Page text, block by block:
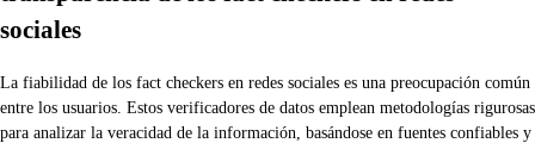
sociales
La fiabilidad de los fact checkers en redes sociales es una preocupación común
entre los usuarios. Estos verificadores de datos emplean metodologías rigurosas
para analizar la veracidad de la información, basándose en fuentes confiables y